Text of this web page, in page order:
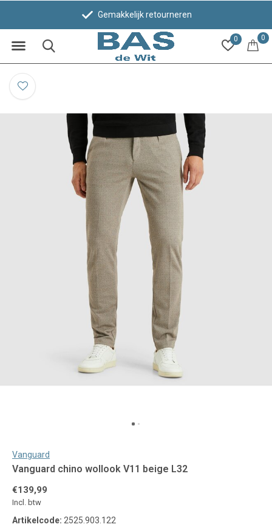
0 0
Gemakkelijk retourneren
Vanguard
Vanguard chino wollook V11 beige L32
€139,99
Incl. btw
Artikelcode: 2525.903.122